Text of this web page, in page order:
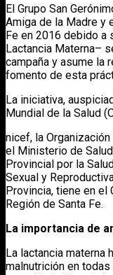
El Grupo San
Amiga de la Madre y
Fe en 2016 debido a
Lactancia Materna–
campaña y asume la
fomento de esta
La iniciativa,
Mundial de la Salud
nicef, la
el Ministerio de
Provincial por la
Sexual y
Provincia, tiene en el
Región de Santa Fe.
La importancia de
La lactancia materna
malnutrición en